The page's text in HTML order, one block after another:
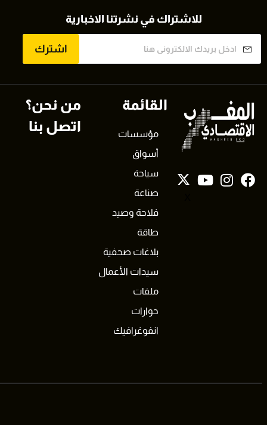
للاشتراك في نشرتنا الاخبارية
اشترك
القائمة
مؤسسات
أسواق
سياحة
صناعة
فلاحة وصيد
طاقة
بلاغات صحفية
سيدات الأعمال
ملفات
حوارات
انفوغرافيك
من نحن؟
اتصل بنا